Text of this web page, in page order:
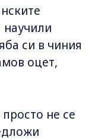
научили
си в чиния
оцет,
не се